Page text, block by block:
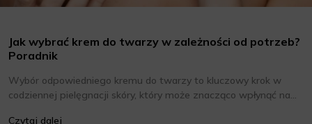
Jak wybrać krem do twarzy w zależności od potrzeb?
Poradnik
Wybór odpowiedniego kremu do twarzy to kluczowy krok w
codziennej pielęgnacji skóry, który może znacząco wpłynąć na
Czytaj dalej